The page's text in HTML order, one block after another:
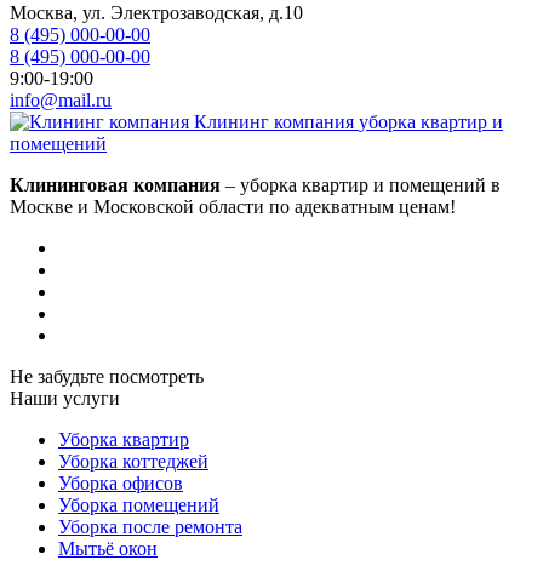
Москва, ул. Электрозаводская, д.10
8 (495) 000-00-00
8 (495) 000-00-00
9:00-19:00
info@mail.ru
Клининг компания уборка квартир и
помещений
Клининговая компания – уборка квартир и помещений в
Москве и Московской области по адекватным ценам!
Не забудьте посмотреть
Наши услуги
Уборка квартир
Уборка коттеджей
Уборка офисов
Уборка помещений
Уборка после ремонта
Мытьё окон